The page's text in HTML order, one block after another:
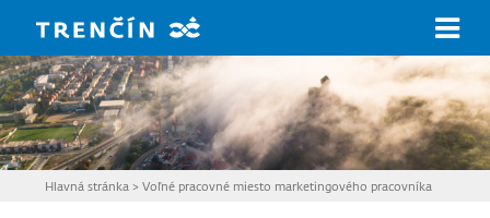
Hlavná stránka >Voľné pracovné miesto marketingového pracovníka